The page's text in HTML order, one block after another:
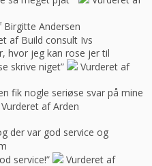
Birgitte Andersen
af Build consult Ivs
hvor jeg kan rose jer til
skrive niget”
Vurderet af
fik nogle seriøse svar på mine
Vurderet af Arden
der var god service og
service!”
Vurderet af